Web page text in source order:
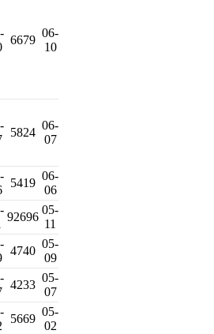
6679
06-
10
5824
06-
07
5419
06-
06
92696
05-
11
4740
05-
09
4233
05-
07
5669
05-
02